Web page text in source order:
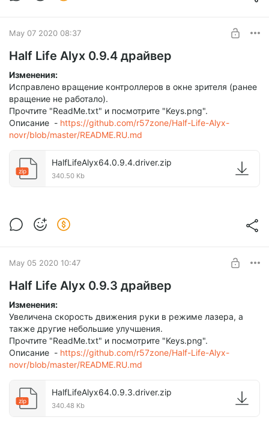
May 07 2020 08:37
Half Life Alyx 0.9.4 драйвер
Изменения:
Исправлено вращение контроллеров в окне зрителя (ранее
вращение не работало).
Прочтите "ReadMe.txt" и посмотрите "Keys.png".
Описание - https://github.com/r57zone/Half-Life-Alyx-
novr/blob/master/README.RU.md
zip
HalfLifeAlyx64.0.9.4.driver.zip
340.50 Kb
May 05 2020 10:47
Half Life Alyx 0.9.3 драйвер
Изменения:
Увеличена скорость движения руки в режиме лазера, а
также другие небольшие улучшения.
Прочтите "ReadMe.txt" и посмотрите "Keys.png".
Описание - https://github.com/r57zone/Half-Life-Alyx-
novr/blob/master/README.RU.md
zip
HalfLifeAlyx64.0.9.3.driver.zip
340.48 Kb